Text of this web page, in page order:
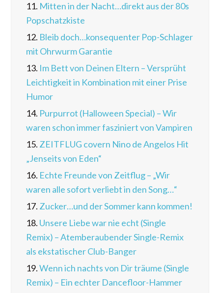
11. Mitten in der Nacht…direkt aus der 80s
Popschatzkiste
12. Bleib doch…konsequenter Pop-Schlager
mit Ohrwurm Garantie
13. Im Bett von Deinen Eltern – Versprüht
Leichtigkeit in Kombination mit einer Prise
Humor
14. Purpurrot (Halloween Special) – Wir
waren schon immer fasziniert von Vampiren
15. ZEITFLUG covern Nino de Angelos Hit
„Jenseits von Eden“
16. Echte Freunde von Zeitflug – „Wir
waren alle sofort verliebt in den Song…“
17. Zucker…und der Sommer kann kommen!
18. Unsere Liebe war nie echt (Single
Remix) – Atemberaubender Single-Remix
als ekstatischer Club-Banger
19. Wenn ich nachts von Dir träume (Single
Remix) – Ein echter Dancefloor-Hammer